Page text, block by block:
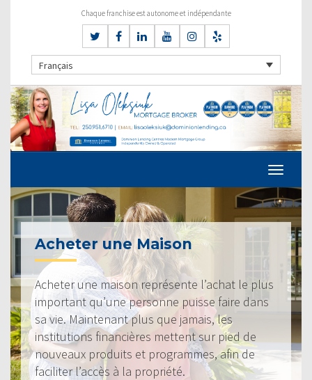
Chaque franchise est autonome et indépendante
Français
Acheter une Maison
Acheter une maison représente l’achat le plus
important qu’une personne puisse faire dans
sa vie. Maintenant plus que jamais, les
institutions financières mettent sur pied de
nouveaux produits et programmes, afin de
faciliter l’accès à la propriété.